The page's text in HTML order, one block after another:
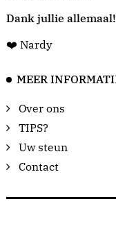
Dank jullie allemaal!
❤️ Nardy
MEER
Over ons
TIPS?
Uw steun
Contact